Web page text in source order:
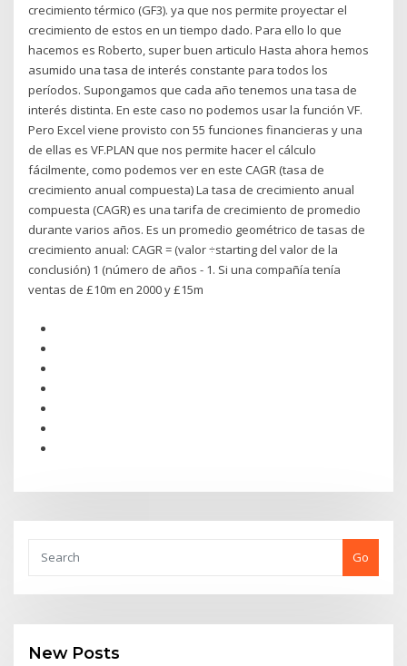
crecimiento térmico (GF3). ya que nos permite proyectar el
crecimiento de estos en un tiempo dado. Para ello lo que
hacemos es Roberto, super buen articulo Hasta ahora hemos
asumido una tasa de interés constante para todos los
períodos. Supongamos que cada año tenemos una tasa de
interés distinta. En este caso no podemos usar la función VF.
Pero Excel viene provisto con 55 funciones financieras y una
de ellas es VF.PLAN que nos permite hacer el cálculo
fácilmente, como podemos ver en este CAGR (tasa de
crecimiento anual compuesta) La tasa de crecimiento anual
compuesta (CAGR) es una tarifa de crecimiento de promedio
durante varios años. Es un promedio geométrico de tasas de
crecimiento anual: CAGR = (valor ÷starting del valor de la
conclusión) 1 (número de años - 1. Si una compañía tenía
ventas de £10m en 2000 y £15m
Go
New Posts